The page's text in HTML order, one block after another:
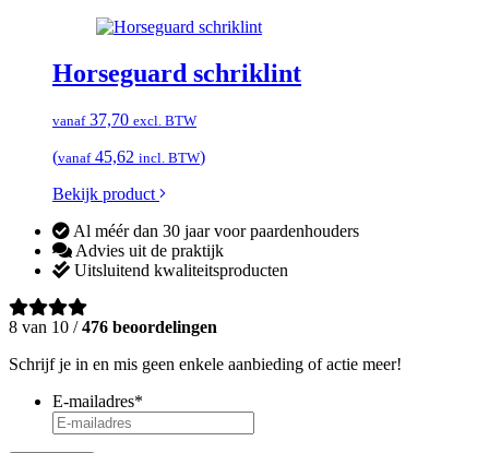
Horseguard schriklint
vanaf37,70 excl. BTW
(vanaf45,62 incl. BTW)
Bekijk product
Al méér dan 30 jaar voor paardenhouders
Advies uit de praktijk
Uitsluitend kwaliteitsproducten
8 van 10 /476 beoordelingen
Schrijf je in en mis geen enkele aanbieding of actie meer!
E-mailadres*